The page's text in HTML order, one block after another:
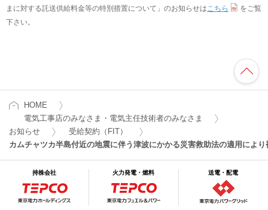
まに対する託送供給料金等の特別措置について」のお知らせはこちら
をご覧
下さい。
HOME
電気工事店のみなさま・電気主任技術者のみなさま
お知らせ
受給契約（FIT）
カムチャツカ半島付近の地震に伴う津波にかかる災害救助法の適用によ
持株会社 火力発電・燃料 送電・配電